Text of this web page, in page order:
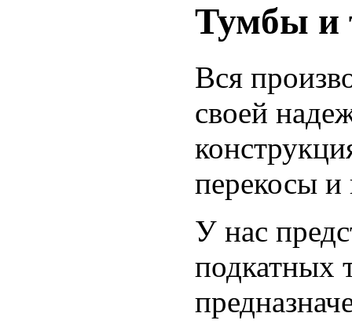
Тумбы и
Вся
своей
перекосы и
У нас
подкатных